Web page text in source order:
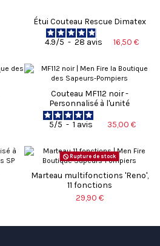
Étui Couteau Rescue Dimatex
4.9/5 - 28 avis 16,50 €
Couteau MF112 noir -
Personnalisé à l'unité
5/5 - 1 avis 35,00 €
Rupture de stock
Marteau multifonctions 'Reno',
11 fonctions
29,90 €